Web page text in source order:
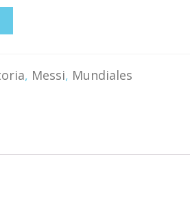
, Messi, Mundiales